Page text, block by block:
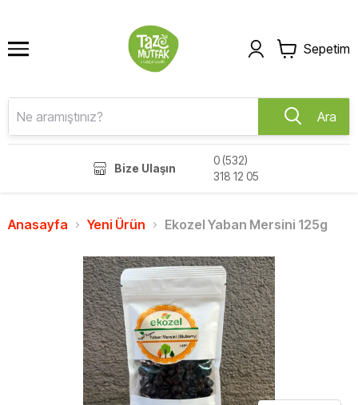
Sepetim
Ara
Bize Ulaşın
0 (532)
318 12 05
Anasayfa Yeni Ürün Ekozel Yaban Mersini 125g